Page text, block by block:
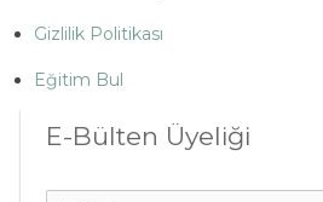
Gizlilik Politikası
Eğitim Bul
E-Bülten Üyeliği